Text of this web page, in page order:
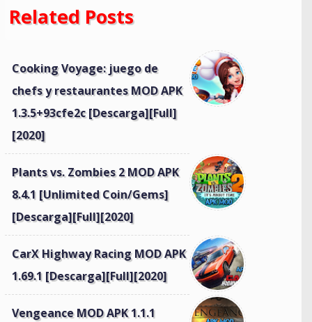
Related Posts
Cooking Voyage: juego de
chefs y restaurantes MOD APK
1.3.5+93cfe2c [Descarga][Full]
[2020]
Plants vs. Zombies 2 MOD APK
8.4.1 [Unlimited Coin/Gems]
[Descarga][Full][2020]
CarX Highway Racing MOD APK
1.69.1 [Descarga][Full][2020]
Vengeance MOD APK 1.1.1